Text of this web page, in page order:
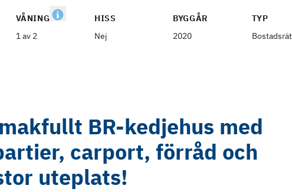
VÅNING
1 av 2
HISS
Nej
BYGGÅR
2020
TYP
BR-kedjehus med
carport, förråd och
uteplats!